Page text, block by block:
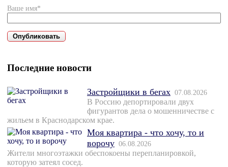
Ваше имя*
Последние новости
Застройщики в бегах 07.08.2026
В Россию депортировали двух
фигурантов дела о мошенничестве с
жильем в Краснодарском крае.
Моя квартира - что хочу, то и
ворочу 06.08.2026
Жители многоэтажки обеспокоены перепланировкой,
которую затеял сосед.